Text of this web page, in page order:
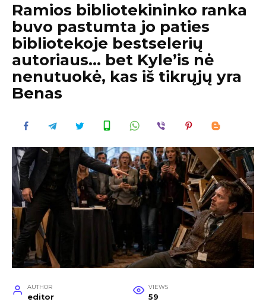
Ramios bibliotekininko ranka
buvo pastumta jo paties
bibliotekoje bestselerių
autoriaus… bet Kyle’is nė
nenutuokė, kas iš tikrųjų yra
Benas
AUTHOR
editor
VIEWS
59